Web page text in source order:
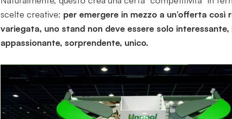
scelte creative: per emergere in mezzo a un’offerta così
variegata, uno stand non deve essere solo interessante,
appassionante, sorprendente, unico.